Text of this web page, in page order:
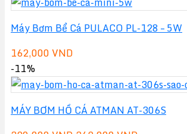
Máy Bơm Bể Cá PULACO PL-128 – 5W
162,000VND
-11%
MÁY BƠM HỒ CÁ ATMAN AT-306S